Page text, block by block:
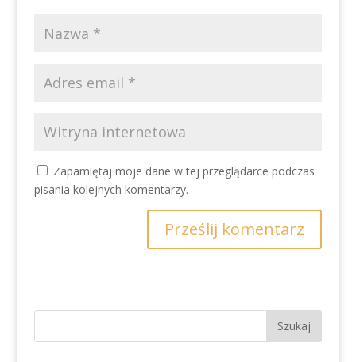
Zapamiętaj moje dane w tej przeglądarce podczas
pisania kolejnych komentarzy.